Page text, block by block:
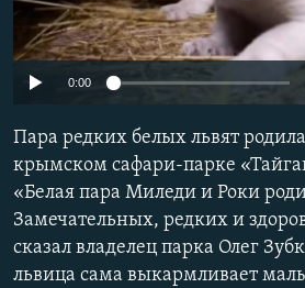
ПОБЕДИТЕЛЕЙ НЕ СУДЯТ?
КРЫМ.НЕПОКОРЕННЫЙ
УКРАИНСКАЯ ПРОБЛЕМА КРЫМА
ПРИСОЕДИНЯЙТЕСЬ!
Все сайты RFE/RL
0:00
Пара редких белых львят
крымском сафари-парке
«Белая пара Миледи и Роки
Замечательных, редких и
сказал владелец парка Олег
львица сама выкармливает